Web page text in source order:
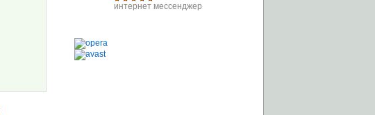
интернет мессенджер